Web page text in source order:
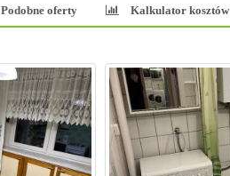
Podobne oferty Kalkulator kosztów